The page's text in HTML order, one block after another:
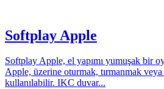
Softplay Apple
Softplay Apple, el yapımı yumuşak bir
Apple, üzerine oturmak, tırmanmak
kullanılabilir. IKC duvar...